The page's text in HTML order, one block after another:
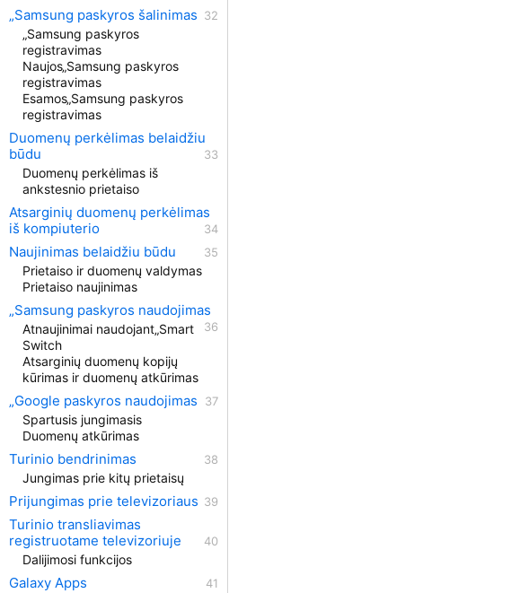
„Samsung paskyros šalinimas
„Samsung paskyros
registravimas
Naujos„Samsung paskyros
registravimas
Esamos„Samsung paskyros
registravimas
Duomenų perkėlimas belaidžiu
būdu
Duomenų perkėlimas iš
ankstesnio prietaiso
Atsarginių duomenų perkėlimas
iš kompiuterio
Naujinimas belaidžiu būdu
Prietaiso ir duomenų valdymas
Prietaiso naujinimas
„Samsung paskyros naudojimas
Atnaujinimai naudojant„Smart
Switch
Atsarginių duomenų kopijų
kūrimas ir duomenų atkūrimas
„Google paskyros naudojimas
Spartusis jungimasis
Duomenų atkūrimas
Turinio bendrinimas
Jungimas prie kitų prietaisų
Prijungimas prie televizoriaus
Turinio transliavimas
registruotame televizoriuje
Dalijimosi funkcijos
Galaxy Apps